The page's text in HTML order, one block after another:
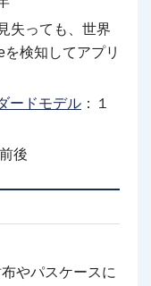
失っても、世界
検知してアプリ
ードモデル ：１
後
やパスケースに